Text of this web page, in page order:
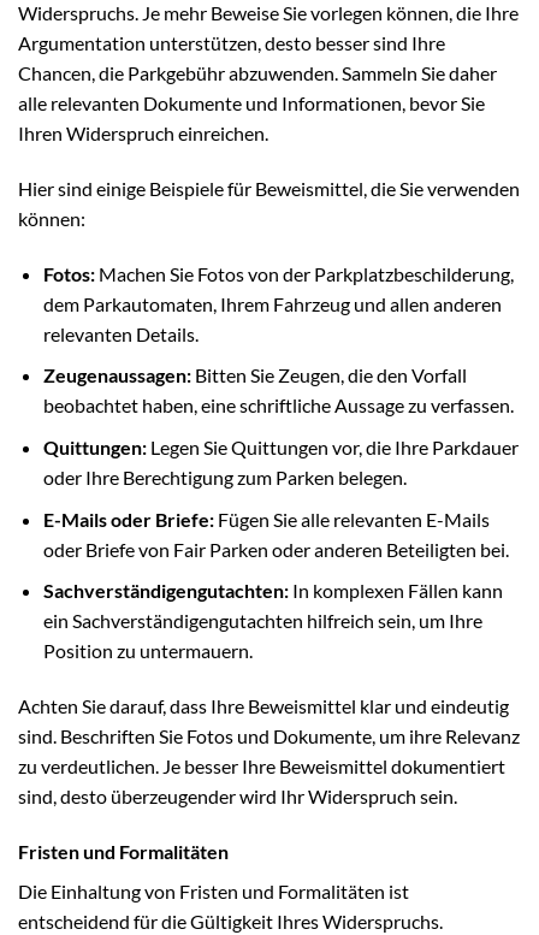
Widerspruchs. Je mehr Beweise Sie vorlegen können, die Ihre
Argumentation unterstützen, desto besser sind Ihre
Chancen, die Parkgebühr abzuwenden. Sammeln Sie daher
alle relevanten Dokumente und Informationen, bevor Sie
Ihren Widerspruch einreichen.
Hier sind einige Beispiele für Beweismittel, die Sie verwenden
können:
Fotos:Machen Sie Fotos von der Parkplatzbeschilderung,
dem Parkautomaten, Ihrem Fahrzeug und allen anderen
relevanten Details.
Zeugenaussagen:Bitten Sie Zeugen, die den Vorfall
beobachtet haben, eine schriftliche Aussage zu verfassen.
Quittungen:Legen Sie Quittungen vor, die Ihre Parkdauer
oder Ihre Berechtigung zum Parken belegen.
E-Mails oder Briefe:Fügen Sie alle relevanten E-Mails
oder Briefe von Fair Parken oder anderen Beteiligten bei.
Sachverständigengutachten:In komplexen Fällen kann
ein Sachverständigengutachten hilfreich sein, um Ihre
Position zu untermauern.
Achten Sie darauf, dass Ihre Beweismittel klar und eindeutig
sind. Beschriften Sie Fotos und Dokumente, um ihre Relevanz
zu verdeutlichen. Je besser Ihre Beweismittel dokumentiert
sind, desto überzeugender wird Ihr Widerspruch sein.
Fristen und Formalitäten
Die Einhaltung von Fristen und Formalitäten ist
entscheidend für die Gültigkeit Ihres Widerspruchs.